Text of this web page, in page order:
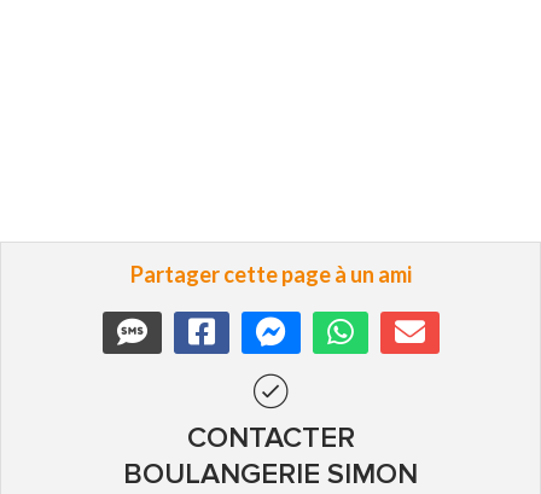
Partager cette page à un ami
CONTACTER
BOULANGERIE SIMON